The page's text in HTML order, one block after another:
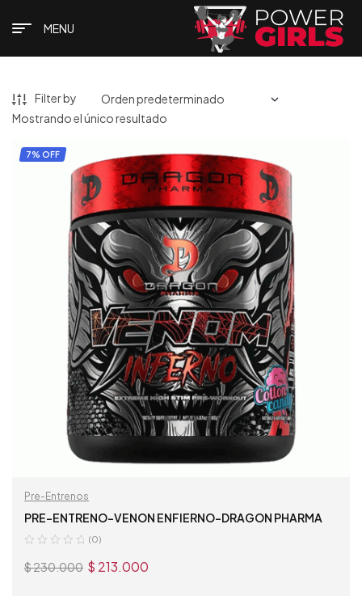
MENU
Filter by
Mostrando el único resultado
7% OFF
Pre-Entrenos
PRE-ENTRENO-VENON ENFIERNO-DRAGON PHARMA
(0)
$230.000 $ 213.000